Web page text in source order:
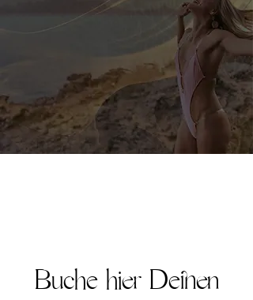
Buche hier Deinen